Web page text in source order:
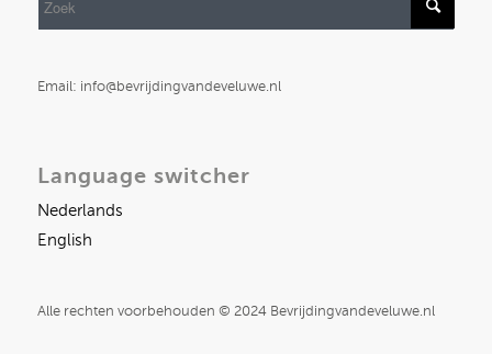
Email: info@bevrijdingvandeveluwe.nl
Language switcher
Nederlands
English
Alle rechten voorbehouden © 2024 Bevrijdingvandeveluwe.nl